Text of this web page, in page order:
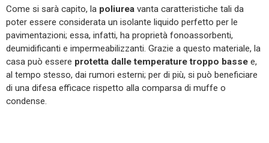
Come si sarà capito, la poliurea vanta caratteristiche tali da
poter essere considerata un isolante liquido perfetto per le
pavimentazioni; essa, infatti, ha proprietà fonoassorbenti,
deumidificanti e impermeabilizzanti. Grazie a questo materiale, la
casa può essere protetta dalle temperature troppo basse e,
al tempo stesso, dai rumori esterni; per di più, si può beneficiare
di una difesa efficace rispetto alla comparsa di muffe o
condense.